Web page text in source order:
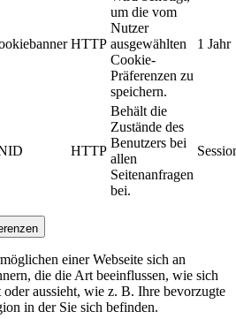
HTTP
um die vom
Nutzer
ausgewählten
Cookie-
Präferenzen zu
speichern.
1 Jahr
HTTP
Behält die
Zustände des
Benutzers bei
allen
Seitenanfragen
bei.
einer Webseite sich an
die die Art beeinflussen, wie sich
oder aussieht, wie z. B. Ihre bevorzugte
in der Sie sich befinden.